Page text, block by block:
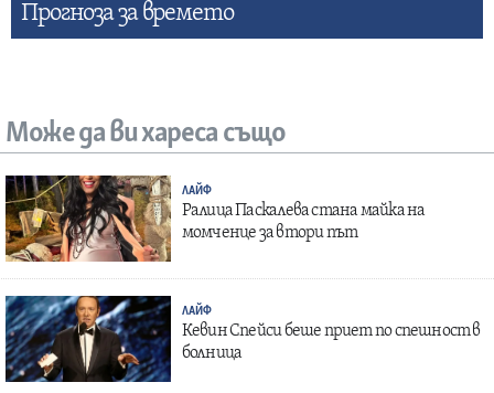
Прогнозa за времето
Може да ви хареса също
ЛАЙФ
Ралица Паскалева стана майка на
момченце за втори път
ЛАЙФ
Кевин Спейси беше приет по спешност в
болница